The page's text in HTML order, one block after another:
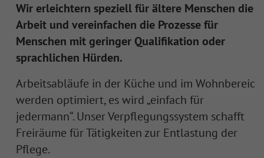
Wir erleichtern speziell für ältere Menschen die
Arbeit und vereinfachen die Prozesse für
Menschen mit geringer Qualifikation oder
sprachlichen Hürden.
Arbeitsabläufe in der Küche und im Wohnbereich
werden optimiert, es wird „einfach für
jedermann“. Unser Verpflegungssystem schafft
Freiräume für Tätigkeiten zur Entlastung der
Pflege.